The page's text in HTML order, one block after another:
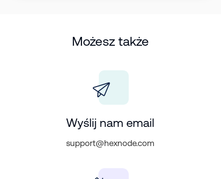
Możesz także
Wyślij nam email
support@hexnode.com